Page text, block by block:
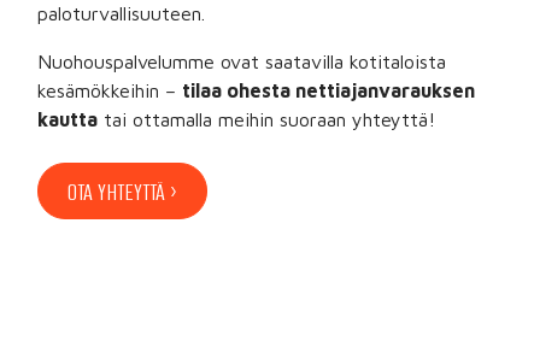
paloturvallisuuteen.
Nuohouspalvelumme ovat saatavilla kotitaloista
kesämökkeihin – tilaa ohesta nettiajanvarauksen
kautta tai ottamalla meihin suoraan yhteyttä!
OTA YHTEYTTÄ ›